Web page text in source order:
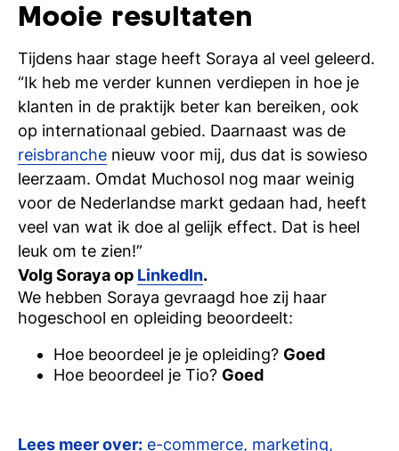
Mooie resultaten
Tijdens haar stage heeft Soraya al veel geleerd.
“Ik heb me verder kunnen verdiepen in hoe je
klanten in de praktijk beter kan bereiken, ook
op internationaal gebied. Daarnaast was de
reisbranche nieuw voor mij, dus dat is sowieso
leerzaam. Omdat Muchosol nog maar weinig
voor de Nederlandse markt gedaan had, heeft
veel van wat ik doe al gelijk effect. Dat is heel
leuk om te zien!”
Volg Soraya op LinkedIn.
We hebben Soraya gevraagd hoe zij haar
hogeschool en opleiding beoordeelt:
Hoe beoordeel je je opleiding? Goed
Hoe beoordeel je Tio? Goed
Lees meer over: e-commerce, marketing,